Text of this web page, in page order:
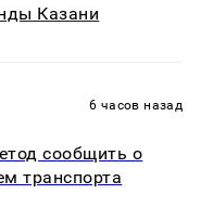
Казани
6 часов назад
сообщить о
транспорта